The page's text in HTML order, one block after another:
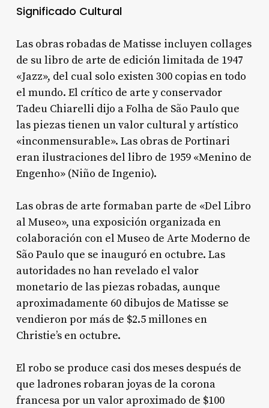
Significado Cultural
Las obras robadas de Matisse incluyen collages
de su libro de arte de edición limitada de 1947
«Jazz», del cual solo existen 300 copias en todo
el mundo. El crítico de arte y conservador
Tadeu Chiarelli dijo a Folha de São Paulo que
las piezas tienen un valor cultural y artístico
«inconmensurable». Las obras de Portinari
eran ilustraciones del libro de 1959 «Menino de
Engenho» (Niño de Ingenio).
Las obras de arte formaban parte de «Del Libro
al Museo», una exposición organizada en
colaboración con el Museo de Arte Moderno de
São Paulo que se inauguró en octubre. Las
autoridades no han revelado el valor
monetario de las piezas robadas, aunque
aproximadamente 60 dibujos de Matisse se
vendieron por más de $2.5 millones en
Christie’s en octubre.
El robo se produce casi dos meses después de
que ladrones robaran joyas de la corona
francesa por un valor aproximado de $100